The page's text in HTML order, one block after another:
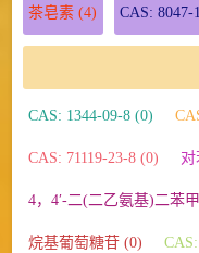
茶皂素 (4) CAS: 8047-
CAS: 1344-09-8 (0)
CAS: 71119-23-8 (0)
4，4′-二(二乙氨基)二苯
烷基葡萄糖苷 (0)